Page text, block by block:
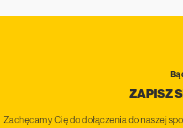
ZAPISZ
Zachęcamy Cię do dołączenia do naszej